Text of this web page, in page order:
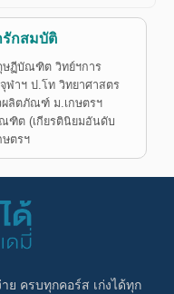
กสมบัติ
ษฏีบัณฑิต วิทย์ฯการ
ฬาฯ ป.โท วิทยาศาสตร
ลิตภัณฑ์ ม.เกษตรฯ
ฑิต (เกียรตินิยมอันดับ
ษตรฯ
าย ครบทุกคอร์ส เก่งได้ทุก